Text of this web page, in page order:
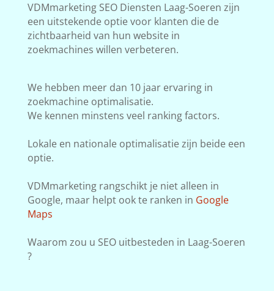
VDMmarketing SEO Diensten Laag-Soeren zijn
een uitstekende optie voor klanten die de
zichtbaarheid van hun website in
zoekmachines willen verbeteren.
We hebben meer dan 10 jaar ervaring in
zoekmachine optimalisatie.
We kennen minstens veel ranking factors.
Lokale en nationale optimalisatie zijn beide een
optie.
VDMmarketing rangschikt je niet alleen in
Google, maar helpt ook te ranken in Google
Maps
Waarom zou u SEO uitbesteden in Laag-Soeren
?